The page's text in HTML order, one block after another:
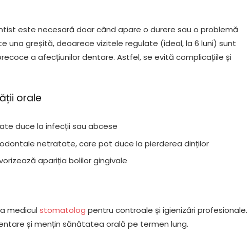
este necesară doar când apare o durere sau o problemă
una greșită, deoarece vizitele regulate (ideal, la 6 luni) sunt
a afecțiunilor dentare. Astfel, se evită complicațiile și
orale
duce la infecții sau abcese
netratate, care pot duce la pierderea dinților
apariția bolilor gingivale
mediculstomatolog pentru controale și igienizări profesionale.
și mențin sănătatea orală pe termen lung.